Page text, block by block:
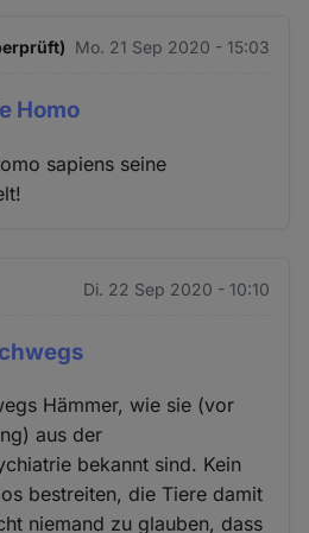
Mo. 21 Sep 2020 - 15:03
Homo
sapiens seine
Di. 22 Sep 2020 - 10:10
Hämmer, wie sie (vor
aus der
bekannt sind. Kein
bestreiten, die Tiere damit
niemand zu glauben, dass